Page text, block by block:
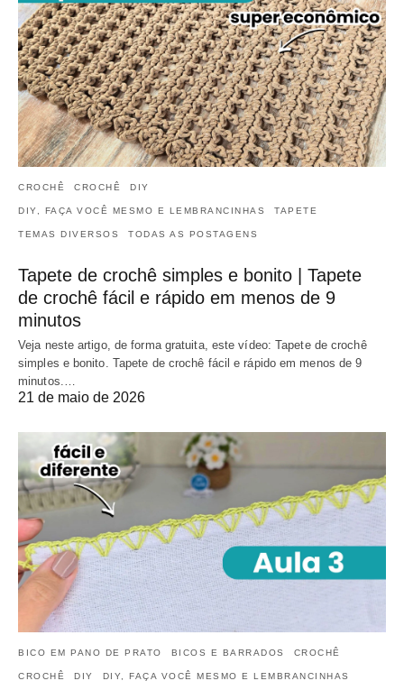
CROCHÊ CROCHÊ DIY
DIY, FAÇA VOCÊ MESMO E LEMBRANCINHAS TAPETE
TEMAS DIVERSOS TODAS AS POSTAGENS
Tapete de crochê simples e bonito | Tapete
de crochê fácil e rápido em menos de 9
minutos
Veja neste artigo, de forma gratuita, este vídeo: Tapete de crochê
simples e bonito. Tapete de crochê fácil e rápido em menos de 9
minutos.…
21 de maio de 2026
BICO EM PANO DE PRATO BICOS E BARRADOS CROCHÊ
CROCHÊ DIY DIY, FAÇA VOCÊ MESMO E LEMBRANCINHAS